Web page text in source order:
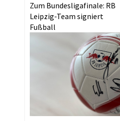
Zum Bundesligafinale: RB
Leipzig-Team signiert
Fußball